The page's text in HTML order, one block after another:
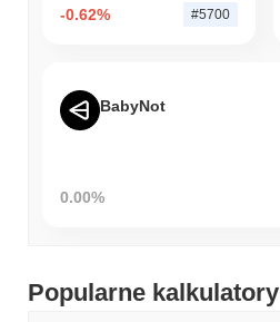
-0.62% #5700
BabyNot
0.00%
Popularne kalkulatory